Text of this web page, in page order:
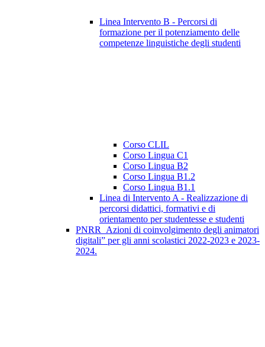
Linea Intervento B - Percorsi di
formazione per il potenziamento delle
competenze linguistiche degli studenti
Corso CLIL
Corso Lingua C1
Corso Lingua B2
Corso Lingua B1.2
Corso Lingua B1.1
Linea di Intervento A - Realizzazione di
percorsi didattici, formativi e di
orientamento per studentesse e studenti
PNRR_Azioni di coinvolgimento degli animatori
digitali” per gli anni scolastici 2022-2023 e 2023-
2024.